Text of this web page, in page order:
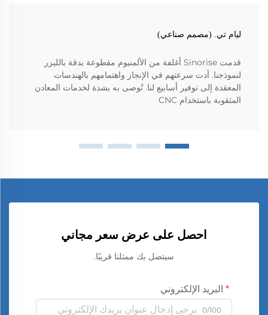
ليام تي. (مصمم صناعي)
قدمت Sinorise أغلفة من الألمنيوم مقطوعة بدقة بالليزر
لنموذجنا. أدت سرعتهم في الإنجاز واهتمامهم بالهندسات
المعقدة إلى توفير أسابيع لنا. تُوصى به بشدة لخدمات المعادن
المثقوبة باستخدام CNC
احصل على عرض سعر مجاني
سيتصل بك ممثلنا قريبًا.
البريد الإلكتروني
0/100